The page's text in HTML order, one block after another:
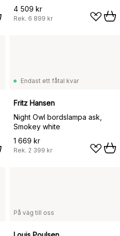
4 509 kr
Rek. 6 899 kr
Endast ett fåtal kvar
Fritz Hansen
Night Owl bordslampa ask,
Smokey white
1 669 kr
Rek. 2 399 kr
På väg till oss